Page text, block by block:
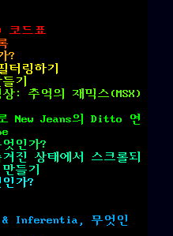
코드표
?
터링하기
기
: 추억의 재믹스(MSX)
New Jeans의 Ditto 연
인가?
진 상태에서 스크롤되
들기
가?
& Inferentia, 무엇인